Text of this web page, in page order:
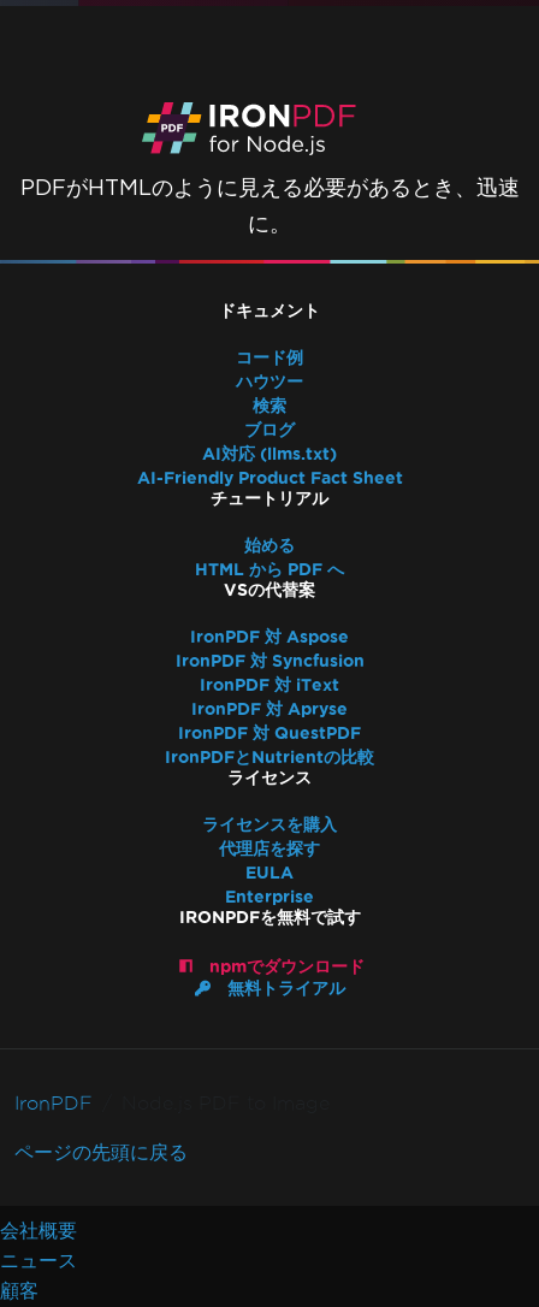
PDFがHTMLのように見える必要があるとき、迅速
に。
ドキュメント
コード例
ハウツー
検索
ブログ
AI対応 (llms.txt)
AI-Friendly Product Fact Sheet
チュートリアル
始める
HTML から PDF へ
VSの代替案
IronPDF 対 Aspose
IronPDF 対 Syncfusion
IronPDF 対 iText
IronPDF 対 Apryse
IronPDF 対 QuestPDF
IronPDFとNutrientの比較
ライセンス
ライセンスを購入
代理店を探す
EULA
Enterprise
IRONPDFを無料で試す
npmでダウンロード
無料トライアル
IronPDF
ページの先頭に戻る
会社概要
ニュース
顧客